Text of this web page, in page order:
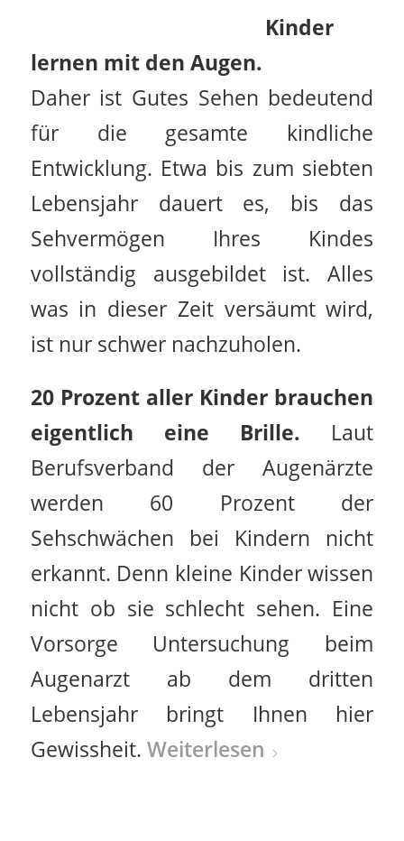
Kinder
lernen mit den Augen.
Daher ist Gutes Sehen bedeutend
für die gesamte kindliche
Entwicklung. Etwa bis zum siebten
Lebensjahr dauert es, bis das
Sehvermögen Ihres Kindes
vollständig ausgebildet ist. Alles
was in dieser Zeit versäumt wird,
ist nur schwer nachzuholen.
20 Prozent aller Kinder brauchen
eigentlich eine Brille. Laut
Berufsverband der Augenärzte
werden 60 Prozent der
Sehschwächen bei Kindern nicht
erkannt. Denn kleine Kinder wissen
nicht ob sie schlecht sehen. Eine
Vorsorge Untersuchung beim
Augenarzt ab dem dritten
Lebensjahr bringt Ihnen hier
Gewissheit. Weiterlesen